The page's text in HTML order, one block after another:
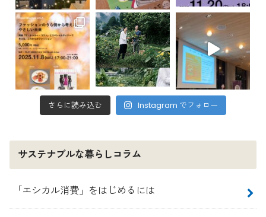
さらに読み込む Instagram でフォロー
サステナブルな暮らしコラム
「エシカル消費」をはじめるには